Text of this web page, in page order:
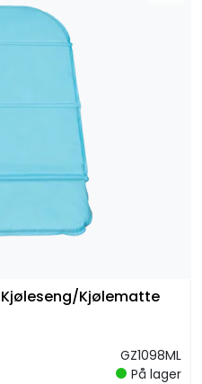
Kjøleseng/Kjølematte
GZ1098ML
På lager